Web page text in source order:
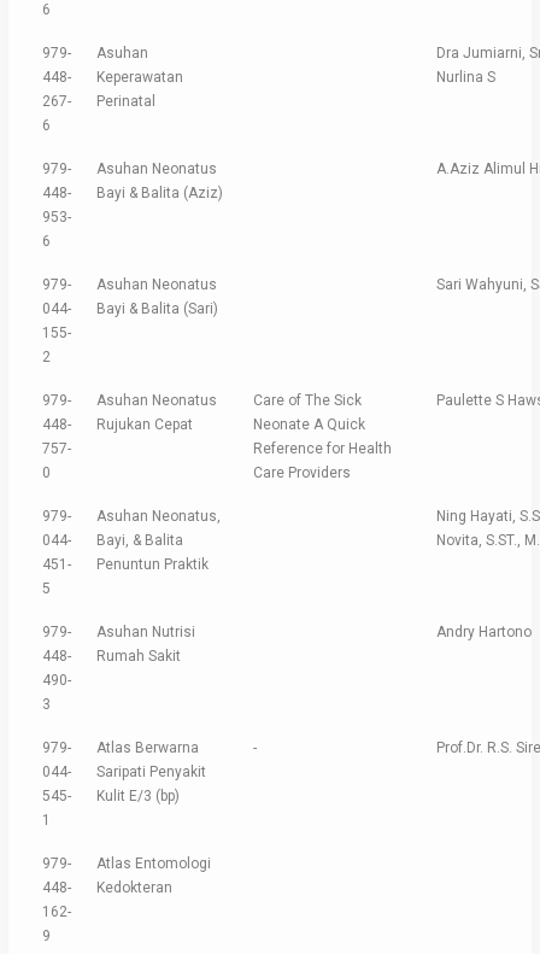
6
979-
448-
267-
6
Asuhan
Keperawatan
Perinatal
Dra Jumiarni,
Nurlina S
979-
448-
953-
6
Asuhan Neonatus
Bayi & Balita (Aziz)
A.Aziz Alimul
979-
044-
155-
2
Asuhan Neonatus
Bayi & Balita (Sari)
Sari Wahyuni,
979-
448-
757-
0
Asuhan Neonatus
Rujukan Cepat
Care of The Sick
Neonate A Quick
Reference for Health
Care Providers
Paulette S
979-
044-
451-
5
Asuhan Neonatus,
Bayi, & Balita
Penuntun Praktik
Ning Hayati,
Novita, S.ST.,
979-
448-
490-
3
Asuhan Nutrisi
Rumah Sakit
Andry Hartono
979-
044-
545-
1
Atlas Berwarna
Saripati Penyakit
Kulit E/3 (bp)
- Prof.Dr. R.S.
979-
448-
162-
9
Atlas Entomologi
Kedokteran